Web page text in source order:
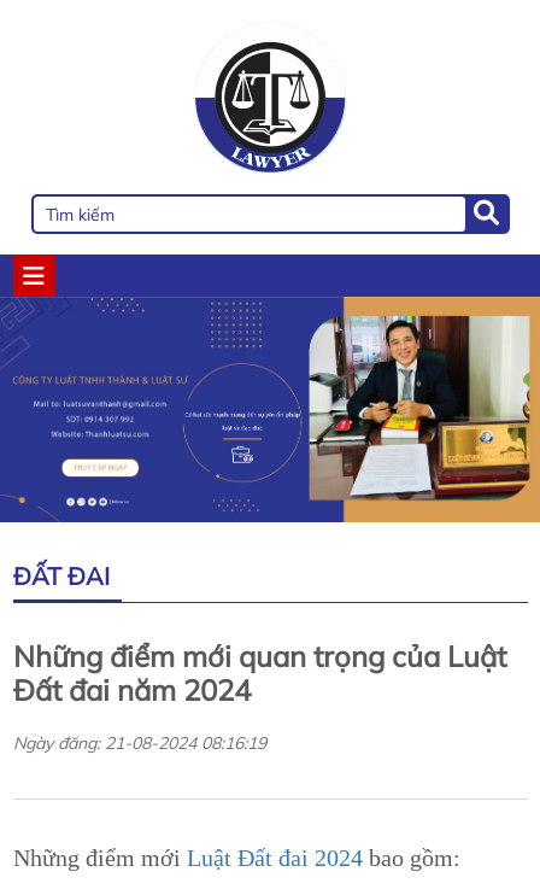
ĐẤT ĐAI
Những điểm mới quan trọng của Luật
Đất đai năm 2024
Ngày đăng: 21-08-2024 08:16:19
Những điểm mới Luật Đất đai 2024bao gồm: